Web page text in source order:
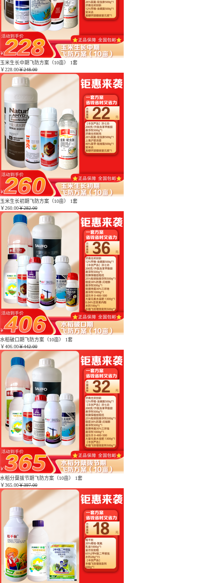
玉米生长中期飞防方案（10亩） 1套
￥228.00￥248.00
玉米生长初期飞防方案（10亩） 1套
￥260.00￥282.00
水稻破口期飞防方案（10亩） 1套
￥406.00￥442.00
水稻分蘖拔节期飞防方案（10亩） 1套
￥365.00￥397.00